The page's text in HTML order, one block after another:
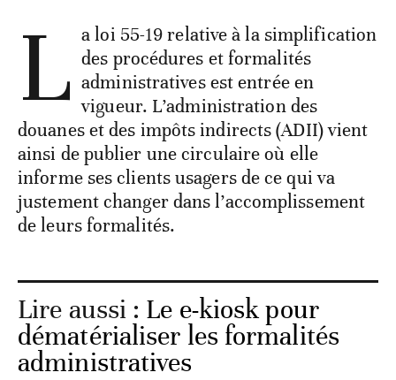
L a loi 55-19 relative à la simplification
des procédures et formalités
administratives est entrée en
vigueur. L’administration des
douanes et des impôts indirects (ADII) vient
ainsi de publier une circulaire où elle
informe ses clients usagers de ce qui va
justement changer dans l’accomplissement
de leurs formalités.
Lire aussi : Le e-kiosk pour
dématérialiser les formalités
administratives